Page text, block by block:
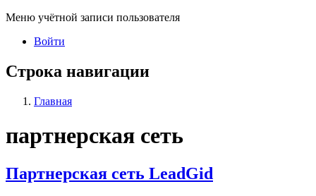
Меню учётной записи пользователя
Войти
Строка навигации
Главная
партнерская сеть
Партнерская сеть LeadGid